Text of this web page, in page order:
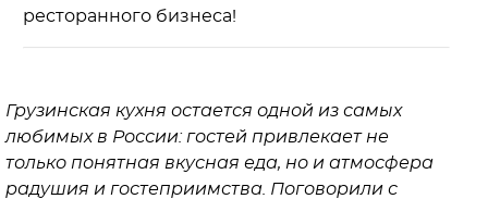
ресторанного бизнеса!
Грузинская кухня остается одной из самых
любимых в России: гостей привлекает не
только понятная вкусная еда, но и атмосфера
радушия и гостеприимства. Поговорили с